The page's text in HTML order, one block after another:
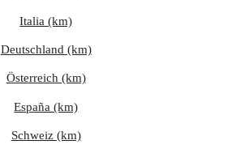
Italia (km)
Deutschland (km)
Österreich (km)
España (km)
Schweiz (km)